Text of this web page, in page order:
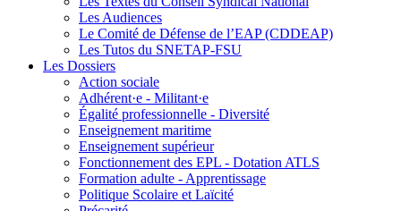
Les Audiences
Le Comité de Défense de l’EAP (CDDEAP)
Les Tutos du SNETAP-FSU
Les Dossiers
Action sociale
Adhérent·e - Militant·e
Égalité professionnelle - Diversité
Enseignement maritime
Enseignement supérieur
Fonctionnement des EPL - Dotation ATLS
Formation adulte - Apprentissage
Politique Scolaire et Laïcité